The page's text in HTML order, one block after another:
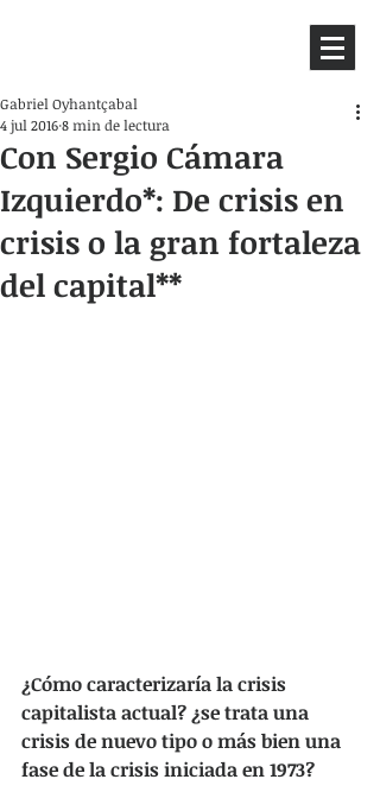
Con Sergio Cámara
Izquierdo*: De crisis en
crisis o la gran fortaleza
del capital**
Gabriel Oyhantçabal
4 jul 20168 min de lectura
¿Cómo caracterizaría la crisis
capitalista actual? ¿se trata una
crisis de nuevo tipo o más bien una
fase de la crisis iniciada en 1973?